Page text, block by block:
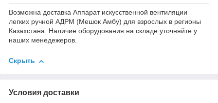
Возможна доставка Аппарат искусственной вентиляции
легких ручной АДРМ (Мешок Амбу) для взрослых в регионы
Казахстана. Наличие оборудования на складе уточняйте у
наших менедежеров.
Скрыть
Условия доставки